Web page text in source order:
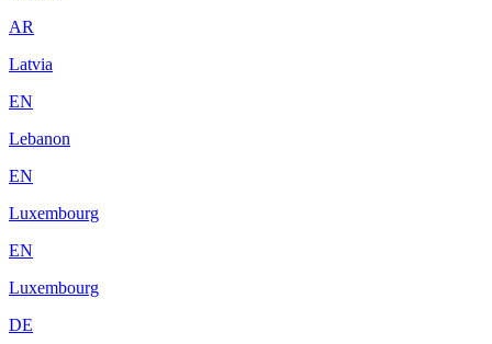
AR
Latvia
EN
Lebanon
EN
Luxembourg
EN
Luxembourg
DE